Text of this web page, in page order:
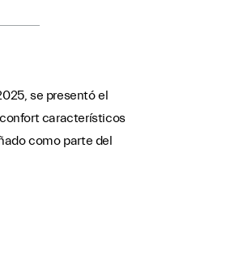
se presentó el
característicos
como parte del